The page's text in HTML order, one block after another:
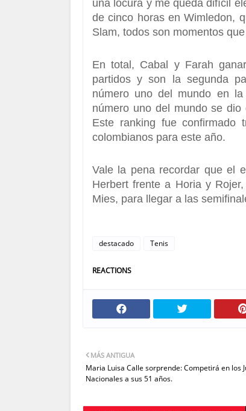
una locura y me queda difícil
de cinco horas en Wimledon,
Slam, todos son momentos
En total, Cabal y Farah
partidos y son la segunda
número uno del mundo en
número uno del mundo se
Este ranking fue
colombianos para este año.
Vale la pena recordar queel
Herbert frente a Horia y
Mies, para llegar a las
destacado Tenis
REACTIONS
MÁS ANTIGUA
Maria Luisa Calle sorprende: Competirá en los
Nacionales a sus 51 años.